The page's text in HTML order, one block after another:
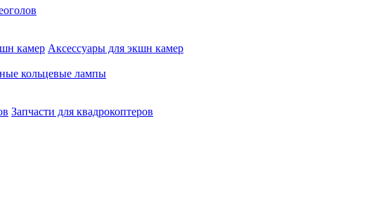
камер Аксессуары для экшн камер
кольцевые лампы
Запчасти для квадрокоптеров